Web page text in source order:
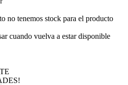
no tenemos stock para el producto
cuando vuelva a estar disponible